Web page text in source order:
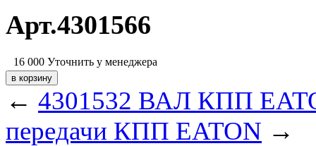
Арт.4301566
16 000 Уточнить у менеджера
← 4301532 ВАЛ КПП
передачи КПП EATON →